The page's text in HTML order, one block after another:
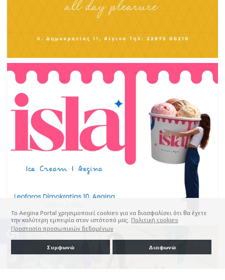
Το Aegina Portal χρησιμοποιεί cookies για να διασφαλίσει ότι θα έχετε
την καλύτερη εμπειρία στον ιστότοπό μας. Πολιτική cookies
Προστασία προσωπικών δεδομένων
Συμφωνώ Διαφωνώ
accessible